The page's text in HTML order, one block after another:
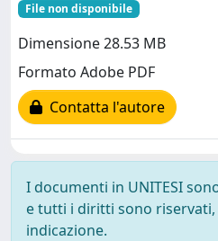
File non disponibile
Dimensione 28.53 MB
Formato Adobe PDF
Contatta l'autore
I documenti in UNITESI
e tutti i diritti sono riservati,
indicazione.